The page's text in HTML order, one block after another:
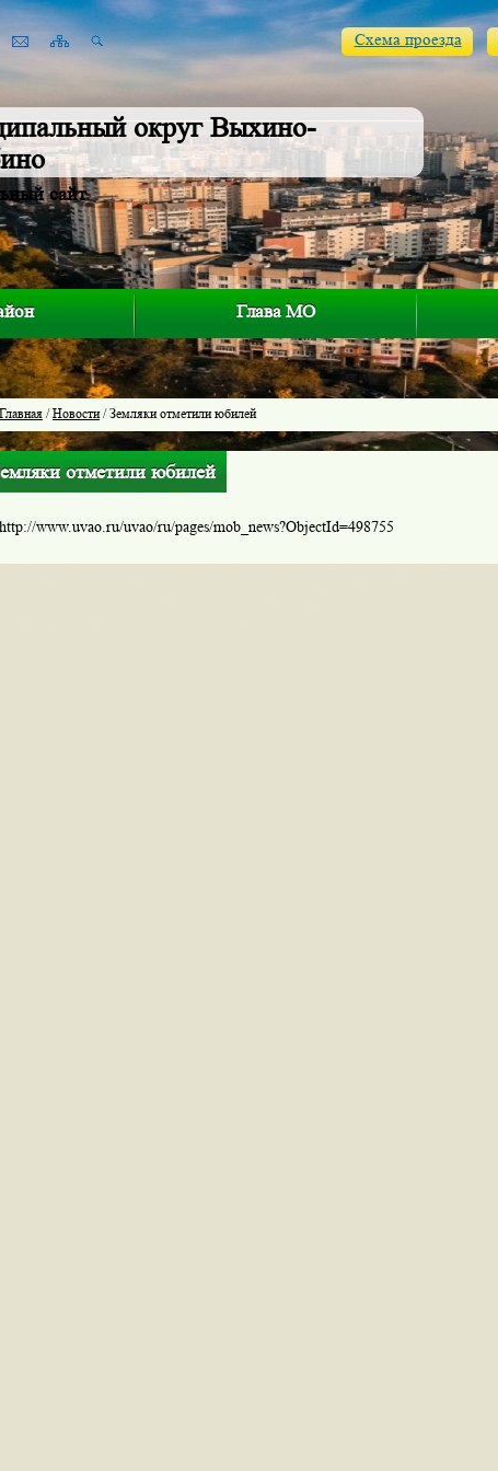
округ Выхино-
сайт
Схема проезда
Глава МО
Главная /Новости/ Земляки отметили юбилей
отметили юбилей
http://www.uvao.ru/uvao/ru/pages/mob_news?ObjectId=498755